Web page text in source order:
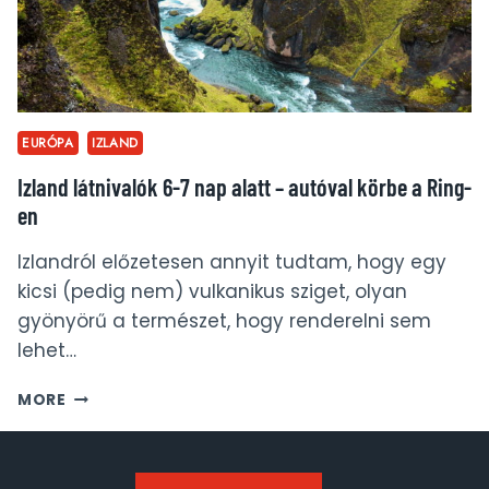
EURÓPA IZLAND
Izland látnivalók 6-7 nap alatt – autóval körbe a Ring-
en
Izlandról előzetesen annyit tudtam, hogy egy
kicsi (pedig nem) vulkanikus sziget, olyan
gyönyörű a természet, hogy renderelni sem
lehet…
MORE IZLAND